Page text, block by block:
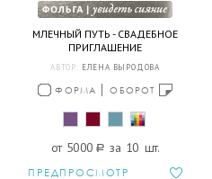
МЛЕЧНЫЙ ПУТЬ - СВАДЕБНОЕ
ПРИГЛАШЕНИЕ
АВТОР: ЕЛЕНА ВЫРОДОВА
ФОРМА ОБОРОТ
от 5000 a за 10 шт.
ПРЕДПРОСМОТР